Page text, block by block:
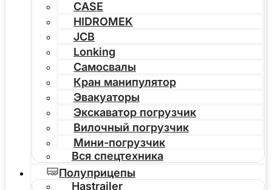
CASE
HIDROMEK
JCB
Lonking
Самосвалы
Кран манипулятор
Эвакуаторы
Экскаватор погрузчик
Вилочный погрузчик
Мини-погрузчик
Вся спецтехника
Полуприцепы
Hastrailer